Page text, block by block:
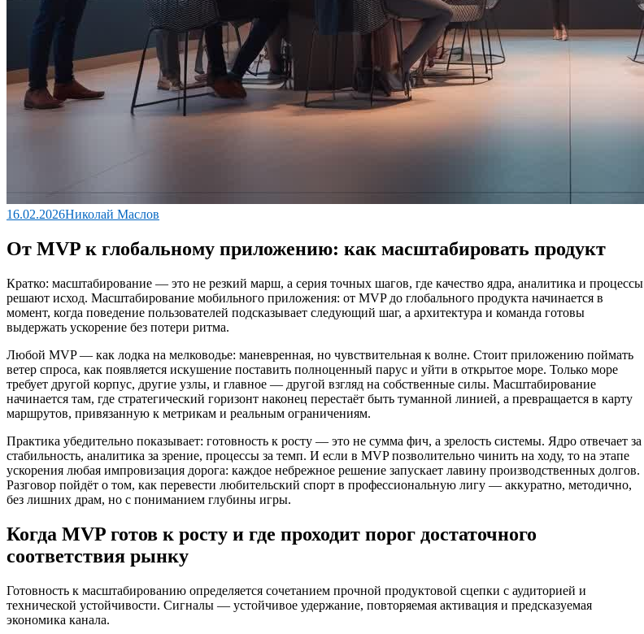
16.02.2026Николай Маслов
От MVP к глобальному приложению: как масштабировать продукт
Кратко: масштабирование — это не резкий марш, а серия точных шагов, где качество ядра, аналитика и процессы
решают исход. Масштабирование мобильного приложения: от MVP до глобального продукта начинается в
момент, когда поведение пользователей подсказывает следующий шаг, а архитектура и команда готовы
выдержать ускорение без потери ритма.
Любой MVP — как лодка на мелководье: маневренная, но чувствительная к волне. Стоит приложению поймать
ветер спроса, как появляется искушение поставить полноценный парус и уйти в открытое море. Только море
требует другой корпус, другие узлы, и главное — другой взгляд на собственные силы. Масштабирование
начинается там, где стратегический горизонт наконец перестаёт быть туманной линией, а превращается в карту
маршрутов, привязанную к метрикам и реальным ограничениям.
Практика убедительно показывает: готовность к росту — это не сумма фич, а зрелость системы. Ядро отвечает за
стабильность, аналитика за зрение, процессы за темп. И если в MVP позволительно чинить на ходу, то на этапе
ускорения любая импровизация дорога: каждое небрежное решение запускает лавину производственных долгов.
Разговор пойдёт о том, как перевести любительский спорт в профессиональную лигу — аккуратно, методично,
без лишних драм, но с пониманием глубины игры.
Когда MVP готов к росту и где проходит порог достаточного
соответствия рынку
Готовность к масштабированию определяется сочетанием прочной продуктовой сцепки с аудиторией и
технической устойчивости. Сигналы — устойчивое удержание, повторяемая активация и предсказуемая
экономика канала.